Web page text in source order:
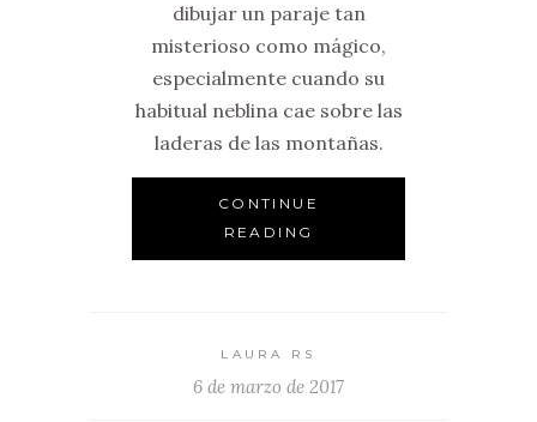
dibujar un paraje tan
misterioso como mágico,
especialmente cuando su
habitual neblina cae sobre las
laderas de las montañas.
CONTINUE
READING
LAURA RS
6 de marzo de 2017